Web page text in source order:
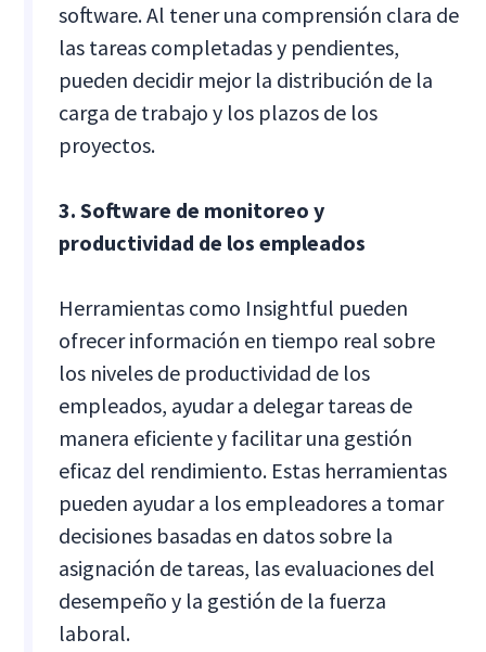
software. Al tener una comprensión clara de
las tareas completadas y pendientes,
pueden decidir mejor la distribución de la
carga de trabajo y los plazos de los
proyectos.
3. Software de monitoreo y
productividad de los empleados
Herramientas como Insightful pueden
ofrecer información en tiempo real sobre
los niveles de productividad de los
empleados, ayudar a delegar tareas de
manera eficiente y facilitar una gestión
eficaz del rendimiento. Estas herramientas
pueden ayudar a los empleadores a tomar
decisiones basadas en datos sobre la
asignación de tareas, las evaluaciones del
desempeño y la gestión de la fuerza
laboral.